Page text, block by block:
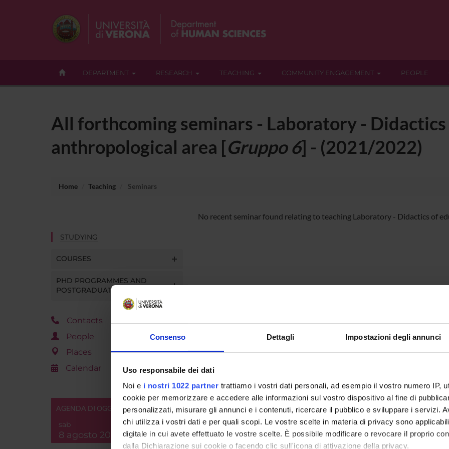
Consenso Dettagli Impostazioni degli annunci
Uso responsabile dei dati
Noi e i nostri 1022 partner trattiamo i vostri dati personali, ad esempio il vostro numero IP,
cookie per memorizzare e accedere alle informazioni sul vostro dispositivo al fine di
personalizzati, misurare gli annunci e i contenuti, ricercare il pubblico e sviluppare i servizi.
chi utilizza i vostri dati e per quali scopi. Le vostre scelte in materia di privacy sono
digitale in cui avete effettuato le vostre scelte. È possibile modificare o revocare il proprio
dalla Dichiarazione sui cookie o facendo clic sull'icona di attivazione della privacy.
DEPARTMENT RESEARCH TEACHING COMMUNITY ENGAGEMENT PEOPLE
All forthcoming seminars - Laboratory -
anthropological area [Gruppo 6] - (2021/2022)
Home Teaching Seminars
STUDYING
COURSES
PHD PROGRAMMES AND
POSTGRADUATE TRAINING
Contacts
People
Places
Calendar
AGENDA DI OGGI
sab
8 agosto 2026
No recent seminar found relating to teaching Laboratory - Didactics of